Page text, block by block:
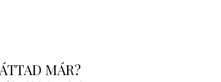
MÁR?